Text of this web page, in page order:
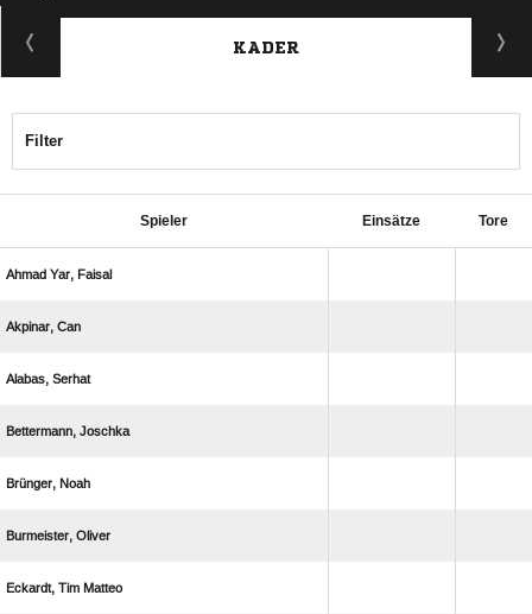
KADER
Filter
Spieler Einsätze Tore
  
 
 
 
 
 
  